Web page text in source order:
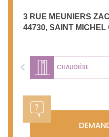
3 RUE MEUNIERS
44730, SAINT MICHEL
CHAUDIÈRE
Previous